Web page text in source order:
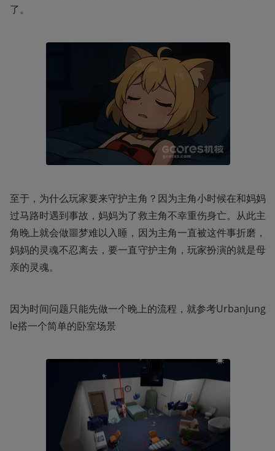
了。
至于，为什么玩家要来守护主角？因为主角小时候在和妈妈
过马路时遇到事故，妈妈为了救主角不幸重伤身亡。从此主
角晚上就会做噩梦难以入睡，因为主角一直被这件事折磨，
妈妈的灵魂不忍离去，要一直守护主角，玩家扮演的就是母
亲的灵魂。
因为时间问题只能先做一个晚上的流程，就参考UrbanJung
le搭一个简单的卧室场景